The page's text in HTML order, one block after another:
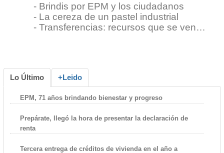
- Brindis por EPM y los ciudadanos
- La cereza de un pastel industrial
- Transferencias: recursos que se ven…
Lo Último +Leido
EPM, 71 años brindando bienestar y progreso
Prepárate, llegó la hora de presentar la declaración de
renta
Tercera entrega de créditos de vivienda en el año a